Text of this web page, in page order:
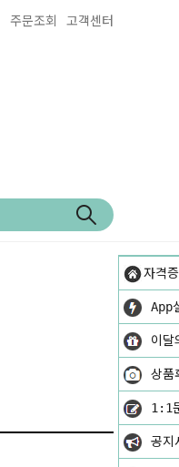
자격
App
이달
상품
1:1
공지
주문조회 고객센터